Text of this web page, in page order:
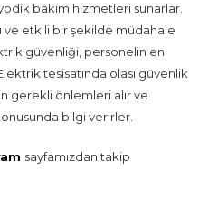
bakım hizmetleri sunarlar.
ve etkili bir şekilde müdahale
güvenliği, personelin en
tesisatında olası güvenlik
gerekli önlemleri alır ve
bilgi verirler.
sayfamızdan takip